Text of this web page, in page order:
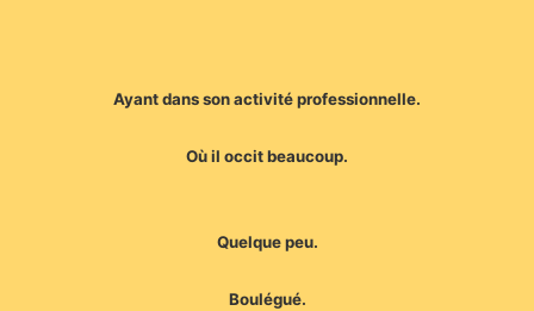
Ayant dans son activité professionnelle.
Où il occit beaucoup.
Quelque peu.
Boulégué.